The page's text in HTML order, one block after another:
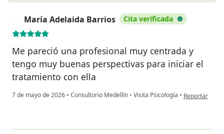
María Adelaida Barrios Cita verificada
Me pareció una profesional muy centrada y
tengo muy buenas perspectivas para iniciar el
tratamiento con ella
7 de mayo de 2026 • Consultorio Medellín • Visita Psicología • en opinión
Reportar